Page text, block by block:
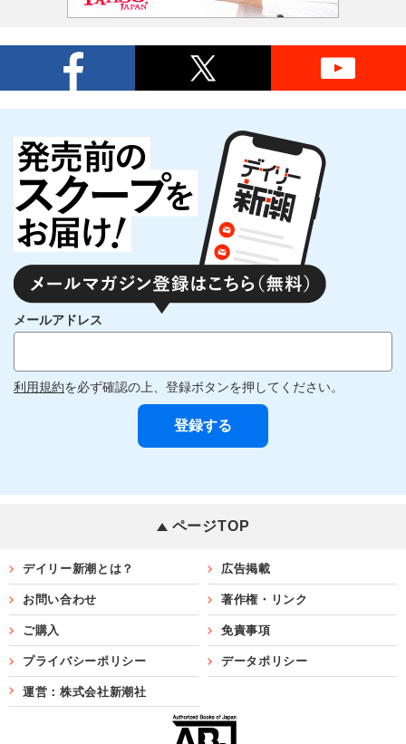
メールアドレス
利用規約を必ず確認の上、登録ボタンを押してください。
ページTOP
デイリー新潮とは？ 広告掲載
お問い合わせ 著作権・リンク
ご購入 免責事項
プライバシーポリシー データポリシー
運営：株式会社新潮社